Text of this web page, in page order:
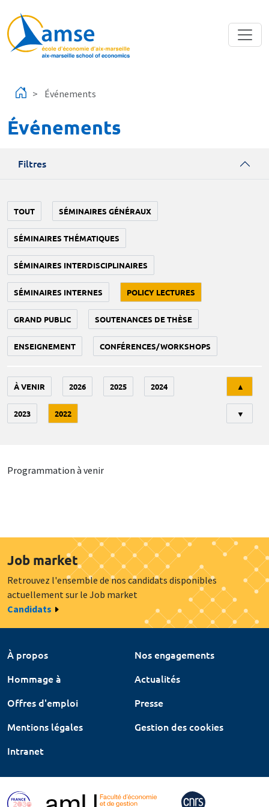
Événements
Événements
Filtres
TOUT SÉMINAIRES GÉNÉRAUX
SÉMINAIRES THÉMATIQUES
SÉMINAIRES INTERDISCIPLINAIRES
SÉMINAIRES INTERNES POLICY LECTURES
GRAND PUBLIC SOUTENANCES DE THÈSE
ENSEIGNEMENT CONFÉRENCES/WORKSHOPS
À VENIR 2026 2025 2024
2023 2022
▲
▼
Programmation à venir
Job market
Retrouvez l'ensemble de nos candidats disponibles
actuellement sur le Job market
Candidats
À propos
Nos engagements
Hommage à
Actualités
Offres d'emploi
Presse
Mentions légales
Gestion des cookies
Intranet